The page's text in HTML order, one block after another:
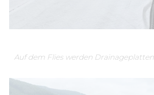
Auf dem Flies werden